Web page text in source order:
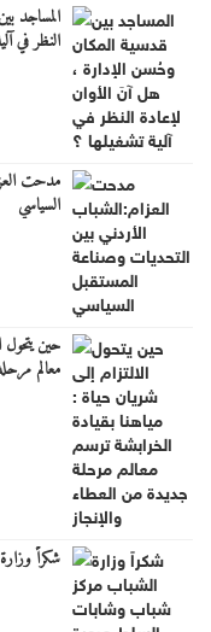
المساجد
النظر في
مدحت
السياسي
حين يتحول
معالم
شكراً